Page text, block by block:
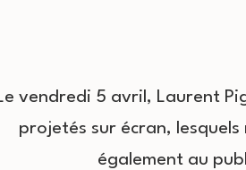
vendredi 5 avril, Laurent
projetés sur écran,
également au